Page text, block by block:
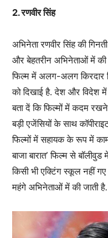
2. रणवीर सिंह
अभिनेता रणवीर सिंह की
और बेहतरीन अभिनेताओं में की
फिल्म में अलग-अलग किरदार
को दिखाई है. देश और विदेश में
बता दें कि फिल्मों में कदम
बड़ी एजेंसियों के साथ
फिल्मों में सहायक के रूप में
बाजा बारात’ फिल्म से
किसी भी एक्टिंग स्कूल नहीं
महंगे अभिनेताओं में की जाती है.